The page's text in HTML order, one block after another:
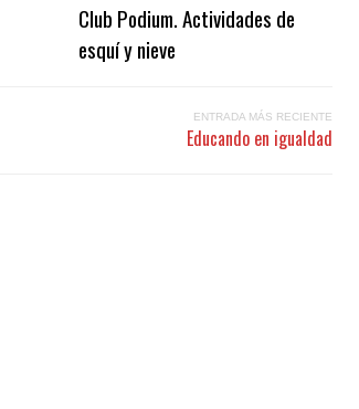
Club Podium. Actividades de
esquí y nieve
ENTRADA MÁS RECIENTE
Educando en igualdad